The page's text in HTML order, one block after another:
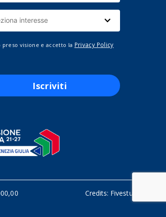
preso visione e accetto la Privacy Policy
Iscriviti
Credits: Fivestudio.it